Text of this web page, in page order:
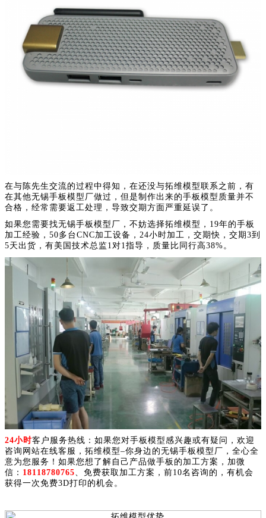
在与陈先生交流的过程中得知，在还没与拓维模型联系之前，有
在其他无锡手板模型厂做过，但是制作出来的手板模型质量并不
合格，经常需要返工处理，导致交期方面严重延误了。
如果您需要找无锡手板模型厂，不妨选择拓维模型，19年的手板
加工经验，50多台CNC加工设备，24小时加工，交期快，交期3到
5天出货，有美国技术总监1对1指导，质量比同行高38%。
24小时客户服务热线：如果您对手板模型感兴趣或有疑问，欢迎
咨询网站在线客服，拓维模型–你身边的无锡手板模型厂，全心全
意为您服务！如果您想了解自己产品做手板的加工方案，加微
信： 18118780765、免费获取加工方案，前10名咨询的，有机会
获得一次免费3D打印的机会。